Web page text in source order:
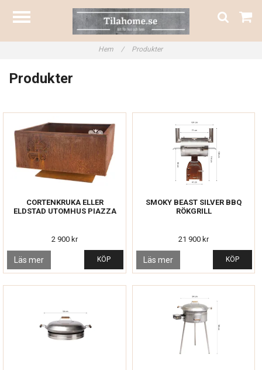
Hem / Produkter
Produkter
CORTENKRUKA ELLER
ELDSTAD UTOMHUS PIAZZA
2 900 kr
Läs mer KÖP
SMOKY BEAST SILVER BBQ
RÖKGRILL
21 900 kr
Läs mer KÖP